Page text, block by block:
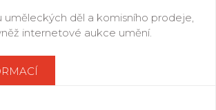
uměleckých děl a komisního prodeje,
internetové aukce umění.